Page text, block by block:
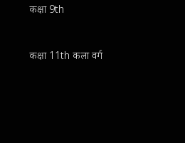
कक्षा 9th
कक्षा 11th कला वर्ग